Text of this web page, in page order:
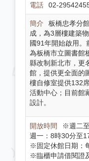
02-
板橋忠孝分
成，為3層樓建築
國91年開始啟用。
為板橋市立圖書館
縣改制新北市，更
館，提供更全面的
樓自修室提供132
活動中心；目前館
設計。
※週二
週一：8時30分至
※固定休館日期：
※臨櫃申請借閱證